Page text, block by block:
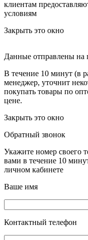
клиентам
условиям
Закрыть это окно
Данные отправлены на
В течение 10 минут (в
менеджер, уточнит
покупать товары по
цене.
Закрыть это окно
Обратный звонок
Укажите номер своего
вами в течение 10
личном кабинете
Ваше имя
Контактный телефон